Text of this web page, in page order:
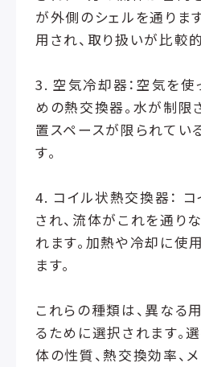
が外側のシェルを通りま
用され、取り扱いが比較
3. 空気冷却器：空気を使
めの熱交換器。水が制限
置スペースが限られてい
す。
4. コイル状熱交換器：
され、流体がこれを通り
れます。加熱や冷却に使
ます。
これらの種類は、異なる
るために選択されます。
体の性質、熱交換効率、